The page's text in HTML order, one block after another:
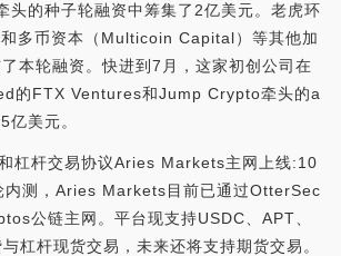
头的种子轮融资中筹集了2亿美元。老虎环
多币资本（Multicoin Capital）等其他加
本轮融资。快进到7月，这家初创公司在
的FTX Ventures和Jump Crypto牵头的a
亿美元。
杠杆交易协议Aries Markets主网上线:10
内测，Aries Markets目前已通过OtterSec
公链主网。平台现支持USDC、APT、
杠杆现货交易，未来还将支持期货交易。